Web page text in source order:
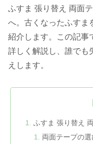
ふすま 張り替え 両面
へ。古くなったふすま
紹介します。この記事
詳しく解説し、誰でも
えします。
ふすま 張り替え
両面テープの